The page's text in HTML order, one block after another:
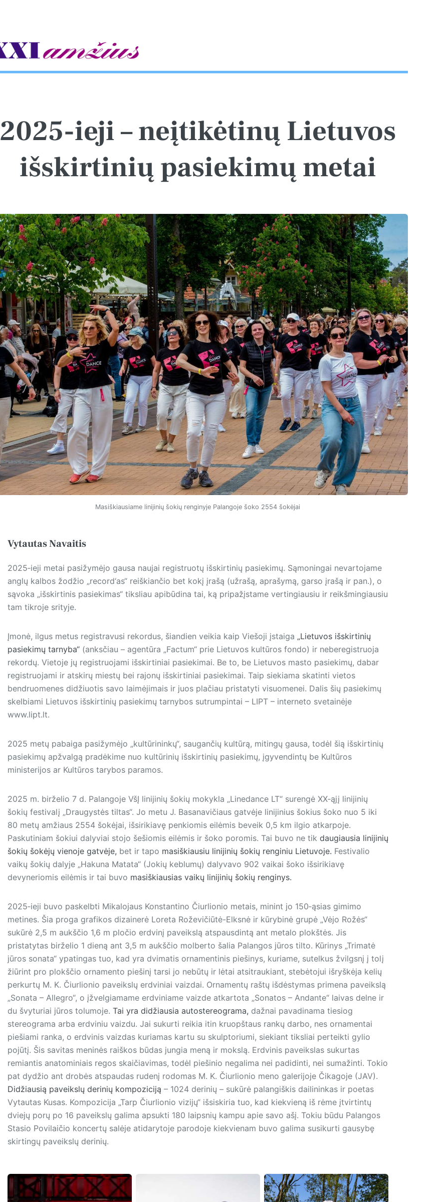
2025-ieji – neįtikėtinų Lietuvos
išskirtinių pasiekimų metai
Masiškiausiame linijinių šokių renginyje Palangoje šoko 2554 šokėjai
Vytautas Navaitis
2025‑ieji metai pasižymėjo gausa naujai registruotų išskirtinių pasiekimų. Sąmoningai nevartojame
anglų kalbos žodžio „record‘as“ reiškiančio bet kokį įrašą (užrašą, aprašymą, garso įrašą ir pan.), o
sąvoka „išskirtinis pasiekimas“ tiksliau apibūdina tai, ką pripažįstame vertingiausiu ir reikšmingiausiu
tam tikroje srityje.
Įmonė, ilgus metus registravusi rekordus, šiandien veikia kaip Viešoji įstaiga „Lietuvos išskirtinių
pasiekimų tarnyba“(anksčiau – agentūra „Factum“ prie Lietuvos kultūros fondo) ir neberegistruoja
rekordų. Vietoje jų registruojami išskirtiniai pasiekimai. Be to, be Lietuvos masto pasiekimų, dabar
registruojami ir atskirų miestų bei rajonų išskirtiniai pasiekimai. Taip siekiama skatinti vietos
bendruomenes didžiuotis savo laimėjimais ir juos plačiau pristatyti visuomenei. Dalis šių pasiekimų
skelbiami Lietuvos išskirtinių pasiekimų tarnybos sutrumpintai – LIPT – interneto svetainėje
www.lipt.lt.
2025 metų pabaiga pasižymėjo „kultūrininkų“, saugančių kultūrą, mitingų gausa, todėl šią išskirtinių
pasiekimų apžvalgą pradėkime nuo kultūrinių išskirtinių pasiekimų, įgyvendintų be Kultūros
ministerijos ar Kultūros tarybos paramos.
2025 m. birželio 7 d. Palangoje VšĮ linijinių šokių mokykla „Linedance LT“ surengė XX‑ąjį linijinių
šokių festivalį „Draugystės tiltas“. Jo metu J. Basanavičiaus gatvėje linijinius šokius šoko nuo 5 iki
80 metų amžiaus 2554 šokėjai, išsirikiavę penkiomis eilėmis beveik 0,5 km ilgio atkarpoje.
Paskutiniam šokiui dalyviai stojo šešiomis eilėmis ir šoko poromis. Tai buvo ne tik daugiausia linijinių
šokių šokėjų vienoje gatvėje, bet ir tapo masiškiausiu linijinių šokių renginiu Lietuvoje. Festivalio
vaikų šokių dalyje „Hakuna Matata“ (Jokių keblumų) dalyvavo 902 vaikai šoko išsirikiavę
devyneriomis eilėmis ir tai buvo masiškiausias vaikų linijinių šokių renginys.
2025‑ieji buvo paskelbti Mikalojaus Konstantino Čiurlionio metais, minint jo 150‑ąsias gimimo
metines. Šia proga grafikos dizainerė Loreta Roževičiūtė-Elksnė ir kūrybinė grupė „Vėjo Rožės“
sukūrė 2,5 m aukščio 1,6 m pločio erdvinį paveikslą atspausdintą ant metalo plokštės. Jis
pristatytas birželio 1 dieną ant 3,5 m aukščio molberto šalia Palangos jūros tilto. Kūrinys „Trimatė
jūros sonata“ ypatingas tuo, kad yra dvimatis ornamentinis piešinys, kuriame, sutelkus žvilgsnį į tolį
žiūrint pro plokščio ornamento piešinį tarsi jo nebūtų ir lėtai atsitraukiant, stebėtojui išryškėja kelių
perkurtų M. K. Čiurlionio paveikslų erdviniai vaizdai. Ornamentų raštų išdėstymas primena paveikslą
„Sonata – Allegro“, o įžvelgiamame erdviniame vaizde atkartota „Sonatos – An­dante“ laivas delne ir
du švyturiai jūros tolumoje. Tai yra didžiausia autostereograma, dažnai pavadinama tie­siog
stereograma arba erdviniu vaizdu. Jai sukurti reikia itin kruopštaus rankų darbo, nes ornamentai
piešiami ranka, o erdvinis vaizdas kuriamas kartu su skulptoriumi, siekiant tiksliai perteikti gylio
pojūtį. Šis savitas meninės raiškos būdas jungia meną ir mokslą. Erdvinis paveikslas sukurtas
remiantis anatominiais regos skaičiavimas, todėl piešinio negalima nei padidinti, nei sumažinti. Tokio
pat dydžio ant drobės atspaudas rudenį rodomas M. K. Čiurlionio meno galerijoje Čikagoje (JAV).
Didžiausią paveikslų derinių kompoziciją – 1024 derinių – sukūrė palangiškis dailininkas ir poetas
Vytautas Kusas. Kompozicija „Tarp Čiurlionio vizijų“ išsiskiria tuo, kad kiekvieną iš rėme įtvirtintų
dviejų porų po 16 paveikslų galima apsukti 180 laipsnių kampu apie savo ašį. Tokiu būdu Palangos
Stasio Povilaičio koncertų salėje atidarytoje parodoje kiekvienam buvo galima susikurti gausybę
skirtingų paveikslų derinių.